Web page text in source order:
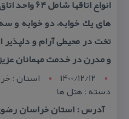
انواع
های یك خوابه، دو خوابه و
تخت در محیطی آرام و دلپذیر
و مدرن در خدمت مهمانان
1400/12/12
استان :
دسته : هتل ها
آدرس : استان خراسان